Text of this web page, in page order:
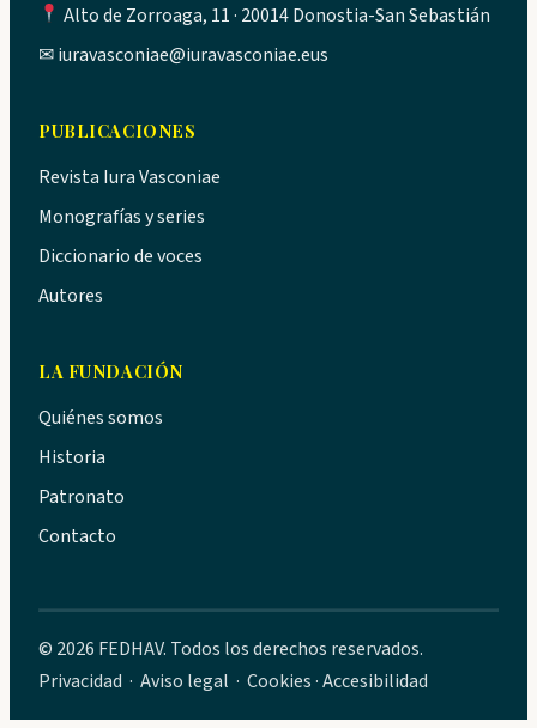
Alto de Zorroaga, 11 · 20014 Donostia-San Sebastián
✉iuravasconiae@iuravasconiae.eus
PUBLICACIONES
Revista Iura Vasconiae
Monografías y series
Diccionario de voces
Autores
LA FUNDACIÓN
Quiénes somos
Historia
Patronato
Contacto
© 2026 FEDHAV. Todos los derechos reservados.
Privacidad · Aviso legal · Cookies·Accesibilidad